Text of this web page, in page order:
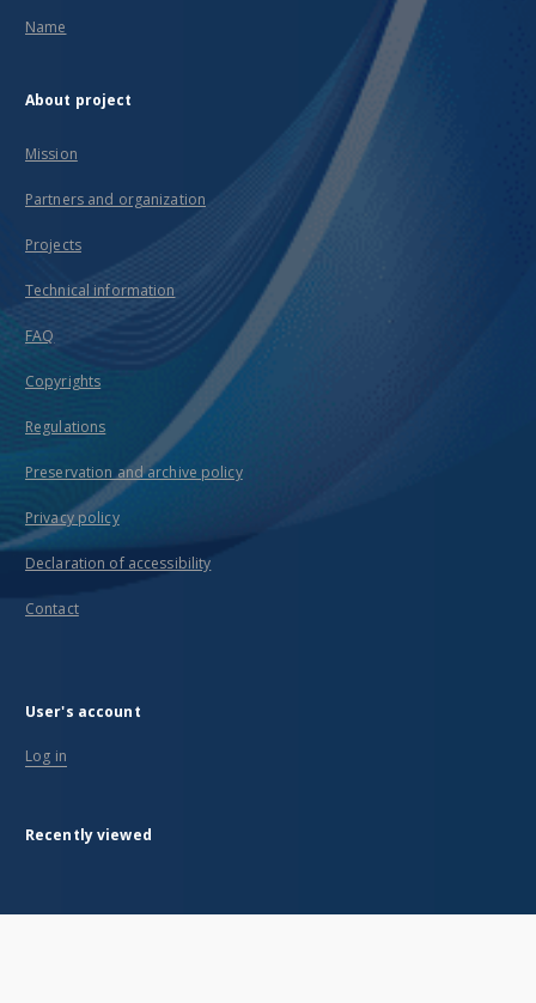
Name
About project
Mission
Partners and organization
Projects
Technical information
FAQ
Copyrights
Regulations
Preservation and archive policy
Privacy policy
Declaration of accessibility
Contact
User's account
Log in
Recently viewed